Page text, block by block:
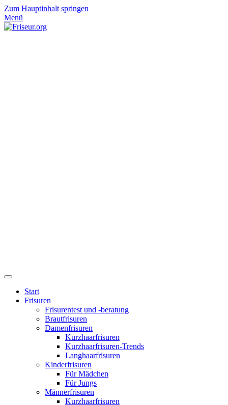
Zum Hauptinhalt springen
Menü
Start
Frisuren
Frisurentest und -beratung
Brautfrisuren
Damenfrisuren
Kurzhaarfrisuren
Kurzhaarfrisuren-Trends
Langhaarfrisuren
Kinderfrisuren
Für Mädchen
Für Jungs
Männerfrisuren
Kurzhaarfrisuren